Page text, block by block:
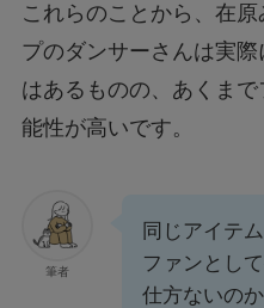
これらのことから、在
プのダンサーさんは実
はあるものの、あくま
能性が高いです。
筆者
同じアイテ
ファンとし
仕方ないの